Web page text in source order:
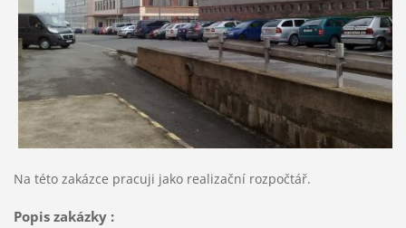
Na této zakázce pracuji jako realizační rozpočtář.
Popis zakázky :